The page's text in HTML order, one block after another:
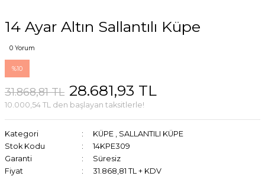
14 Ayar Altın Sallantılı Küpe
0 Yorum
%10
31.868,81 TL 28.681,93 TL
10.000,54 TL den başlayan taksitlerle!
Kategori KÜPE , SALLANTILI KÜPE
Stok Kodu
14KPE309
Garanti
Süresiz
Fiyat
31.868,81 TL + KDV